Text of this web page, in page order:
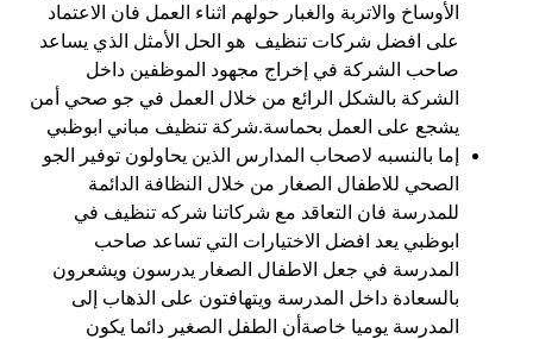
الأوساخ والاتربة والغبار حولهم اثناء العمل فان الاعتماد
على افضل شركات تنظيف هو الحل الأمثل الذي يساعد
صاحب الشركة في إخراج مجهود الموظفين داخل
الشركة بالشكل الرائع من خلال العمل في جو صحي أمن
يشجع على العمل بحماسة.شركة تنظيف مباني ابوظبي
إما بالنسبه لاصحاب المدارس الذين يحاولون توفير الجو
الصحي للاطفال الصغار من خلال النظافة الدائمة
للمدرسة فان التعاقد مع شركاتنا شركه تنظيف في
ابوظبي يعد افضل الاختيارات التي تساعد صاحب
المدرسة في جعل الاطفال الصغار يدرسون ويشعرون
بالسعادة داخل المدرسة ويتهافتون على الذهاب إلى
المدرسة يوميا خاصةأن الطفل الصغير دائما يكون